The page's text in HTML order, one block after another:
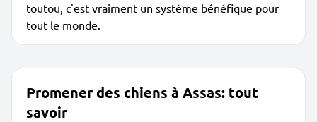
toutou, c'est vraiment un système bénéfique pour
tout le monde.
Promener des chiens à Assas: tout
savoir